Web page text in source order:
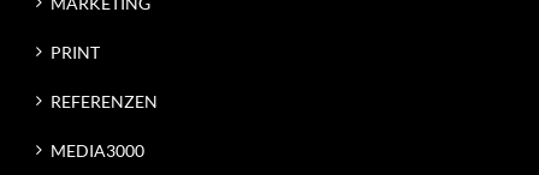
PRINT
REFERENZEN
MEDIA3000